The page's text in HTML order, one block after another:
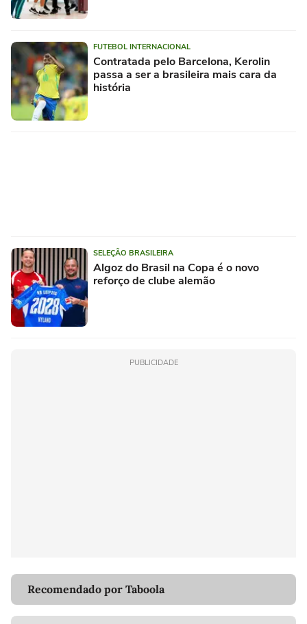
FUTEBOL INTERNACIONAL
Contratada pelo Barcelona, Kerolin
passa a ser a brasileira mais cara da
história
SELEÇÃO BRASILEIRA
Algoz do Brasil na Copa é o novo
reforço de clube alemão
PUBLICIDADE
Recomendado por Taboola